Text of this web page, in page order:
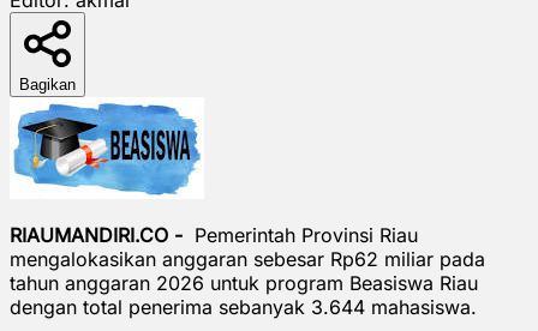
Bagikan
RIAUMANDIRI.CO - Pemerintah Provinsi Riau
mengalokasikan anggaran sebesar Rp62 miliar pada
tahun anggaran 2026 untuk program Beasiswa Riau
dengan total penerima sebanyak 3.644 mahasiswa.